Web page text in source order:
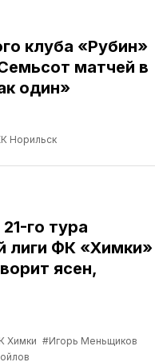
клуба «Рубин»
матчей в
один»
Норильск
го тура
лиги ФК «Химки»
ясен,
Химки #Игорь Меньщиков